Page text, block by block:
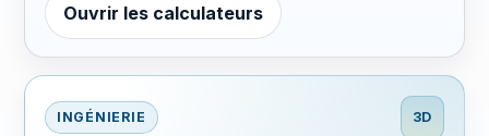
Ouvrir les calculateurs
INGÉNIERIE 3D